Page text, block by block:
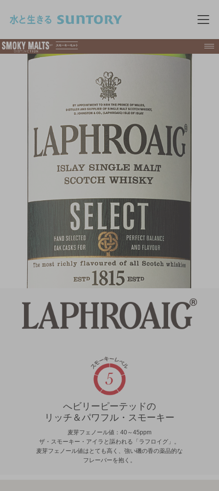
メ
へビリーピーテッドの
リッチ＆パワフル・スモーキー
麦芽フェノール値：40～45ppm
ザ・スモーキー・アイラと謳われる「ラフロイグ」。
麦芽フェノール値はとても高く、強い磯の香の薬品的な
フレーバーを抱く。